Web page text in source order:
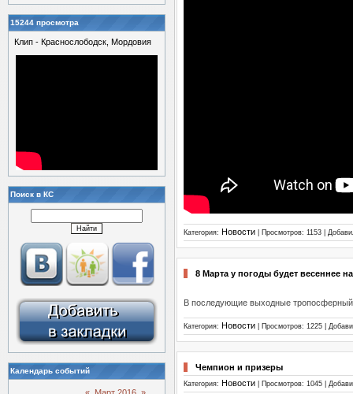
15244 просмотра
Клип - Краснослободск, Мордовия
Поиск в КС
Календарь событий
Категория: Новости | Просмотров: 1153 |
8 Марта у погоды будет весеннее
В последующие выходные тропосферный
Категория: Новости | Просмотров: 1225 |
Чемпион и призеры
Категория: Новости | Просмотров: 1045 |